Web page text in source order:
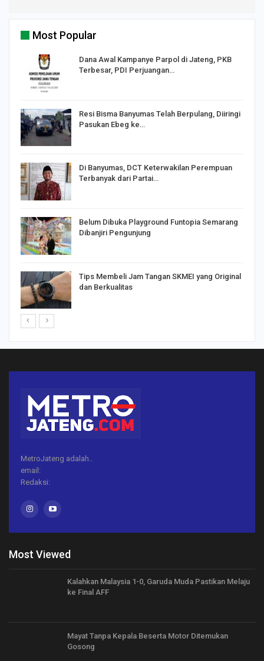
Most Popular
Dana Awal Kampanye Parpol di Jateng, PKB
Terbesar, PDI Perjuangan…
Resi Bisma Banyumas Telah Berpulang, Diiringi
Pasukan Ebeg ke…
Di Banyumas, DCT Keterwakilan Perempuan
Terbanyak dari Partai…
Belum Dibuka Playground Funtopia Semarang
Dibanjiri Pengunjung
Tips Membeli Jam Tangan SKMEI yang Original
dan Berkualitas
MetroJateng adalah..
email:
Redaksi:
Most Viewed
Kalahkan Malaysia 1-0, Garuda Muda Pastikan Melaju
ke Final AFF
Mayat Tanpa Kepala Beserta Motor Ditemukan
Gosong